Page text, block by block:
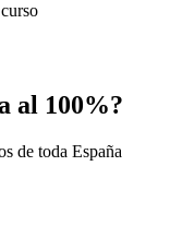
al 100%?
de toda España